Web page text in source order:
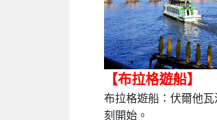
【布拉格遊船】
布拉格遊船：伏爾他
刻開始。